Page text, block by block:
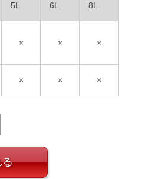
5L 6L 8L
× × ×
× × ×
る